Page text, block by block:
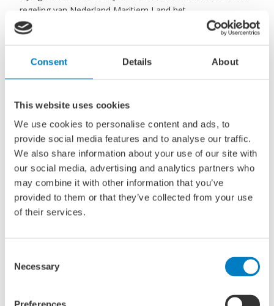
Consent Details About
This website uses cookies
We use cookies to personalise content and ads, to
provide social media features and to analyse our traffic.
We also share information about your use of our site with
our social media, advertising and analytics partners who
may combine it with other information that you’ve
provided to them or that they’ve collected from your use
of their services.
Selection
Necessary
regeling van Nederland Maritiem Land het
haalbaarheidsproject ’Full Service E-foiling Watertaxi
Doelstelling
Doel van dit project is te onderzoeken wat er vanuit de
succesvolle geïmplementeerde watertaxi diensten te
komen. De staat van de technologie maakt robuuste,
betaalbare duurzame watertaxi’s bereikbaar. Op dit
moment vinden dan ook veel ontwikkelingen plaats op het
gebied van elektrische watertaxi’s die omwille van een
groter bereik gebruikmaken van hydrofoils. De partners in
deze haalbaarheidsstudie hebben ervaring met deze
technologie en geloven erin.
vermoeden wij dat een een flink aantal zaken van belang